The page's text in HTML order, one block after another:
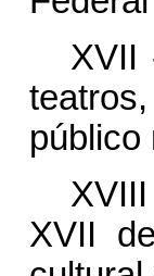
XVII
público
XVII